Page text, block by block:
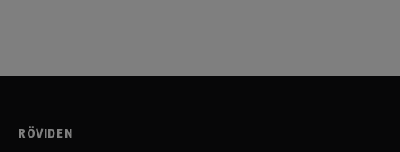
RÖVIDEN